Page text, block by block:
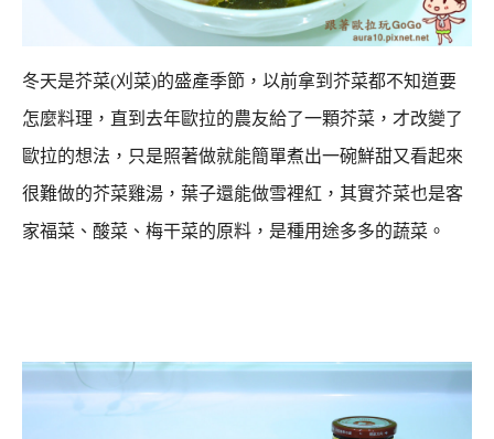
冬天是芥菜(刈菜)的盛產季節，以前拿到芥菜都不知道要
怎麼料理， 直到去年歐拉的農友給了一顆芥菜，才改變了
歐拉的想法， 只是照著做就能簡單煮出一碗鮮甜又看起來
很難做的芥菜雞湯， 葉子還能做雪裡紅，其實芥菜也是客
家福菜、酸菜、梅干菜的原料，是種用途多多的蔬菜。